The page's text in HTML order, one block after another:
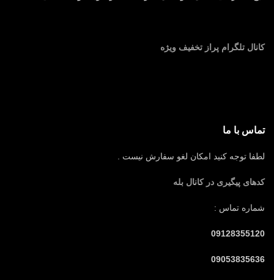
کانال تلگرام پراز تخفیف ویژه
تماس با ما
لطفا توجه کنید امکان لغو سفارش نیست .
کدهای پیگیری در کانال بله
شماره تماس :
09128355120
09053835636